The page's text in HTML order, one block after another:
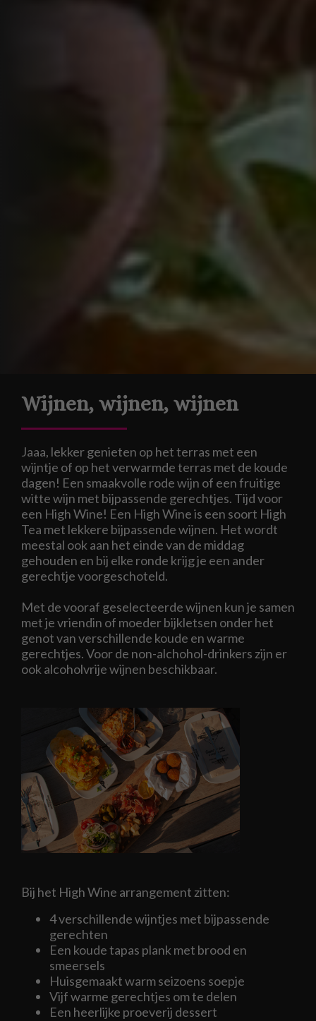
Wijnen, wijnen, wijnen
Jaaa, lekker genieten op het terras met een
wijntje of op het verwarmde terras met de koude
dagen! Een smaakvolle rode wijn of een fruitige
witte wijn met bijpassende gerechtjes. Tijd voor
een High Wine! Een High Wine is een soort High
Tea met lekkere bijpassende wijnen. Het wordt
meestal ook aan het einde van de middag
gehouden en bij elke ronde krijg je een ander
gerechtje voorgeschoteld.
Met de vooraf geselecteerde wijnen kun je samen
met je vriendin of moeder bijkletsen onder het
genot van verschillende koude en warme
gerechtjes. Voor de non-alchohol-drinkers zijn er
ook alcoholvrije wijnen beschikbaar.
Bij het High Wine arrangement zitten:
4 verschillende wijntjes met bijpassende
gerechten
Een koude tapas plank met brood en
smeersels
Huisgemaakt warm seizoens soepje
Vijf warme gerechtjes om te delen
Een heerlijke proeverij dessert